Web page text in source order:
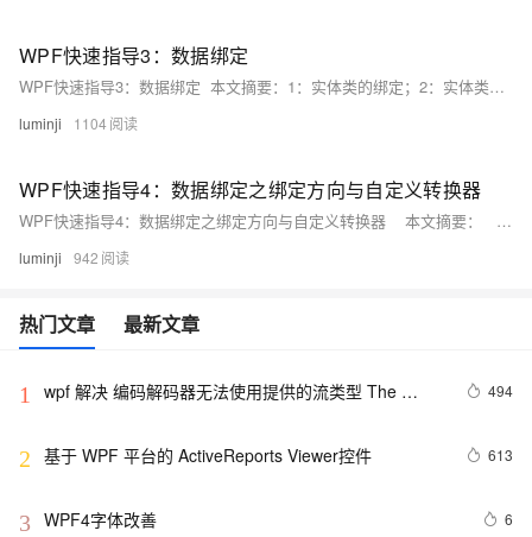
WPF快速指导3：数据绑定
WPF快速指导3：数据绑定 本文摘要：1：实体类的绑定；2：实体类集合的绑定及DataTemplate；3：自定义的实体类集合，如ObservableDictionary； 4：Path的语法； 1：实体类的绑定 理解WPF数据绑定，首先需要理解接口INotifyCollectionChanged。
luminji 1104
WPF快速指导4：数据绑定之绑定方向与自定义转换器
WPF快速指导4：数据绑定之绑定方向与自定义转换器 本文摘要： 1：绑定目标与绑定源之间的方向； 2：自定义转换器； 1：绑定目标与绑定源之间的方向 该部分的定义MSDN已经描述的非常清楚了，如下： 您可能希望应用程序使用户可以更改数据并将数据传播回源对象。
luminji 942
热门文章 最新文章
1
wpf 解决 编码解码器无法使用提供的流类型 The
494
2 基于 WPF 平台的 ActiveReports Viewer控件 613
3 WPF4字体改善 6